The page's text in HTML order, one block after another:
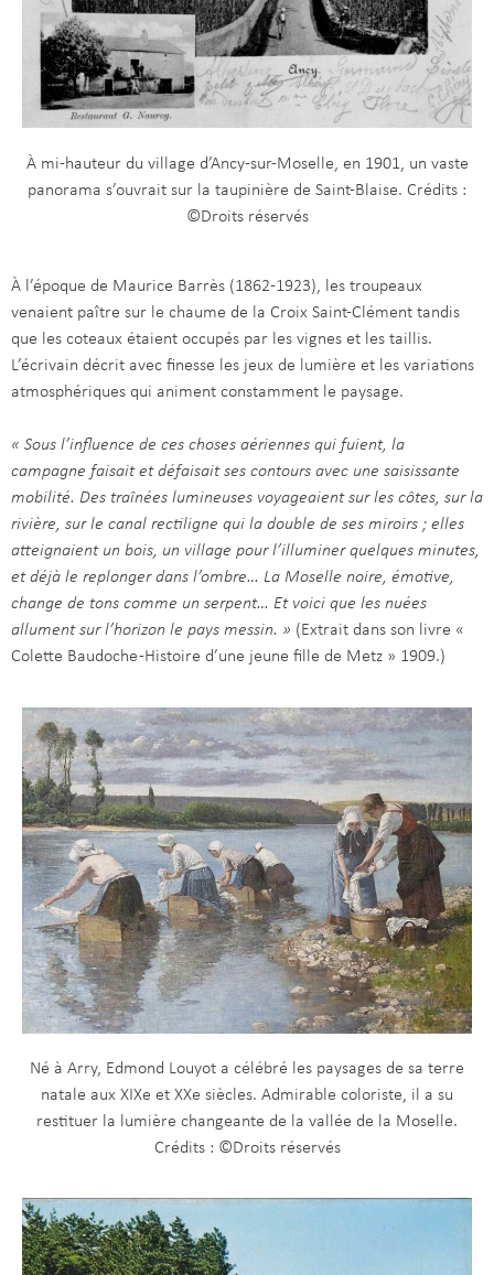
À mi-hauteur du village d’Ancy-sur-Moselle, en 1901, un vaste
panorama s’ouvrait sur la taupinière de Saint-Blaise. Crédits :
©Droits réservés
À l’époque de Maurice Barrès (1862-1923), les troupeaux
venaient paître sur le chaume de la Croix Saint-Clément tandis
que les coteaux étaient occupés par les vignes et les taillis.
L’écrivain décrit avec finesse les jeux de lumière et les variations
atmosphériques qui animent constamment le paysage.
« Sous l’influence de ces choses aériennes qui fuient, la
campagne faisait et défaisait ses contours avec une saisissante
mobilité. Des traînées lumineuses voyageaient sur les côtes, sur la
rivière, sur le canal rectiligne qui la double de ses miroirs ; elles
atteignaient un bois, un village pour l’illuminer quelques minutes,
et déjà le replonger dans l’ombre… La Moselle noire, émotive,
change de tons comme un serpent… Et voici que les nuées
allument sur l’horizon le pays messin. » (Extrait dans son livre «
Colette Baudoche -Histoire d’une jeune fille de Metz » 1909.)
Né à Arry, Edmond Louyot a célébré les paysages de sa terre
natale aux XIXe et XXe siècles. Admirable coloriste, il a su
restituer la lumière changeante de la vallée de la Moselle.
Crédits : ©Droits réservés